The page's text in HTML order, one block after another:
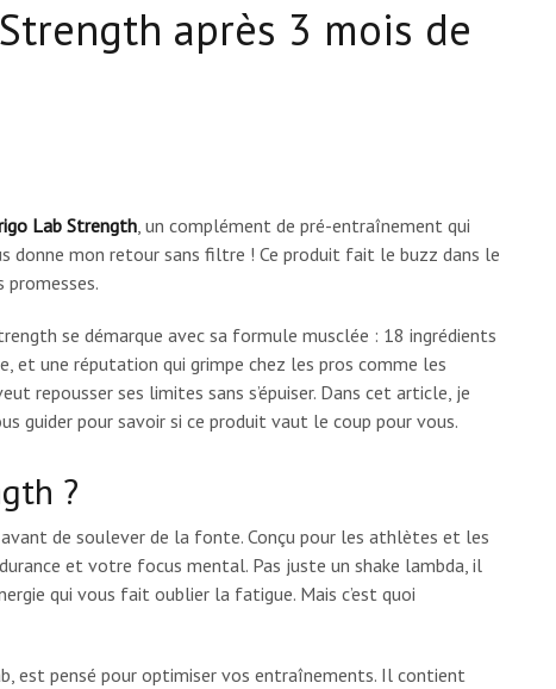
après 3 mois de
Lab Strength, un complément de pré-entraînement qui
donne mon retour sans filtre ! Ce produit fait le buzz dans le
se démarque avec sa formule musclée : 18 ingrédients
et une réputation qui grimpe chez les pros comme les
repousser ses limites sans s’épuiser. Dans cet article, je
guider pour savoir si ce produit vaut le coup pour vous.
?
de soulever de la fonte. Conçu pour les athlètes et les
et votre focus mental. Pas juste un shake lambda, il
qui vous fait oublier la fatigue. Mais c’est quoi
est pensé pour optimiser vos entraînements. Il contient